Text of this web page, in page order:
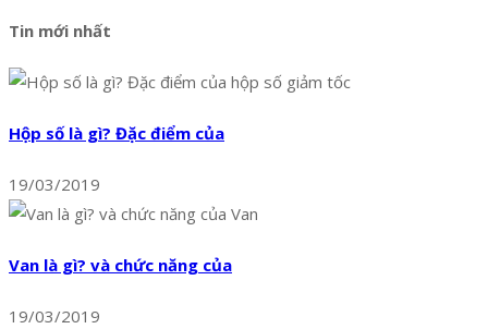
Tin mới nhất
Hộp số là gì? Đặc điểm của
19/03/2019
Van là gì? và chức năng của
19/03/2019